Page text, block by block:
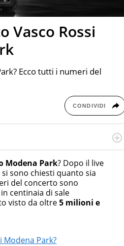
Vasco Rossi
Ecco tutti i numeri del
CONDIVIDI
curiosità, entertainment e “feel-
ai fatti più strani alle scoperte
Modena Park? Dopo il live
sono chiesti quanto sia
del concerto sono
centinaia di sale
visto da oltre5 milioni e
Modena Park?